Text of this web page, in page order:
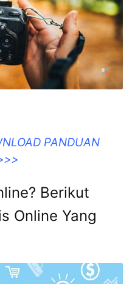
PANDUAN
Berikut
Online Yang